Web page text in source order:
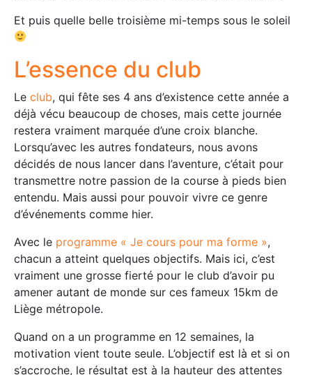
Et puis quelle belle troisième mi-temps sous le soleil
L’essence du club
Le club, qui fête ses 4 ans d’existence cette année a
déjà vécu beaucoup de choses, mais cette journée
restera vraiment marquée d’une croix blanche.
Lorsqu’avec les autres fondateurs, nous avons
décidés de nous lancer dans l’aventure, c’était pour
transmettre notre passion de la course à pieds bien
entendu. Mais aussi pour pouvoir vivre ce genre
d’événements comme hier.
Avec le programme « Je cours pour ma forme »,
chacun a atteint quelques objectifs. Mais ici, c’est
vraiment une grosse fierté pour le club d’avoir pu
amener autant de monde sur ces fameux 15km de
Liège métropole.
Quand on a un programme en 12 semaines, la
motivation vient toute seule. L’objectif est là et si on
s’accroche, le résultat est à la hauteur des attentes